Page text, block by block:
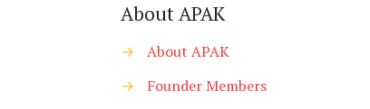
About APAK
→
About APAK
→
Founder Members